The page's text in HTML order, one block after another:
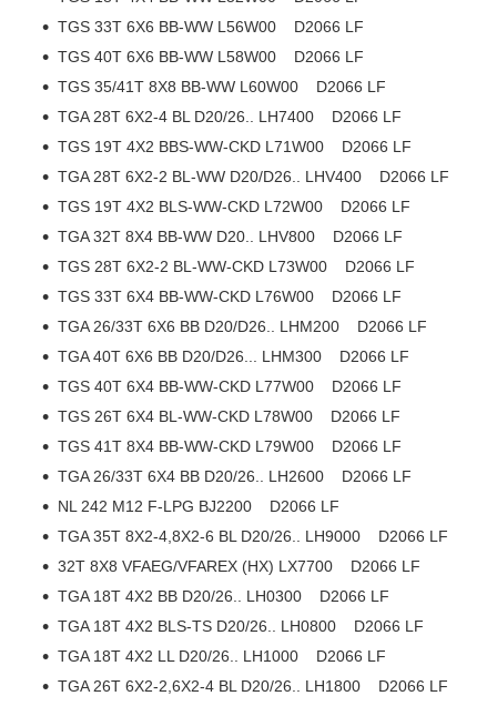
TGS 33T 6X6 BB-WW L56W00 D2066 LF
TGS 40T 6X6 BB-WW L58W00 D2066 LF
TGS 35/41T 8X8 BB-WW L60W00 D2066 LF
TGA 28T 6X2-4 BL D20/26.. LH7400 D2066 LF
TGS 19T 4X2 BBS-WW-CKD L71W00 D2066 LF
TGA 28T 6X2-2 BL-WW D20/D26.. LHV400 D2066 LF
TGS 19T 4X2 BLS-WW-CKD L72W00 D2066 LF
TGA 32T 8X4 BB-WW D20.. LHV800 D2066 LF
TGS 28T 6X2-2 BL-WW-CKD L73W00 D2066 LF
TGS 33T 6X4 BB-WW-CKD L76W00 D2066 LF
TGA 26/33T 6X6 BB D20/D26.. LHM200 D2066 LF
TGA 40T 6X6 BB D20/D26... LHM300 D2066 LF
TGS 40T 6X4 BB-WW-CKD L77W00 D2066 LF
TGS 26T 6X4 BL-WW-CKD L78W00 D2066 LF
TGS 41T 8X4 BB-WW-CKD L79W00 D2066 LF
TGA 26/33T 6X4 BB D20/26.. LH2600 D2066 LF
NL 242 M12 F-LPG BJ2200 D2066 LF
TGA 35T 8X2-4,8X2-6 BL D20/26.. LH9000 D2066 LF
32T 8X8 VFAEG/VFAREX (HX) LX7700 D2066 LF
TGA 18T 4X2 BB D20/26.. LH0300 D2066 LF
TGA 18T 4X2 BLS-TS D20/26.. LH0800 D2066 LF
TGA 18T 4X2 LL D20/26.. LH1000 D2066 LF
TGA 26T 6X2-2,6X2-4 BL D20/26.. LH1800 D2066 LF